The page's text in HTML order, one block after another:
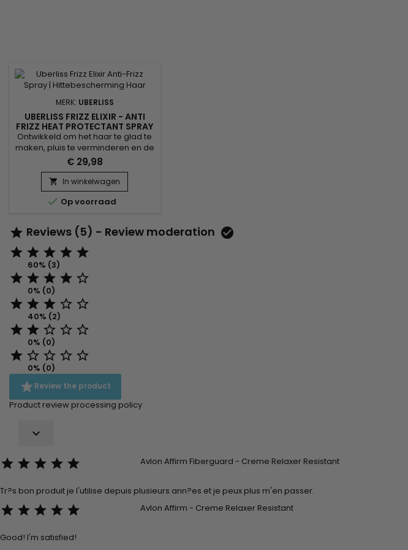
MERK: UBERLISS
UBERLISS FRIZZ ELIXIR - ANTI
FRIZZ HEAT PROTECTANT SPRAY
- ANTI-FRIZZ
HITTEBESCHERMENDE SPRAY
Ontwikkeld om het haar te glad te
maken, pluis te verminderen en de
haarvezel te beschermen tijdens
het stylen, is Uberliss Frizz Elixir een
leave-in hittebeschermende
spray die ideaal is voor haar dat
gevoelig is voor vocht en pluis. De
moringa-olie en vitamine E voedt
de haarvezel intensief, verbetert
de zachtheid, geeft...
€ 29,98
 In winkelwagen
 Op voorraad
 Reviews (5) - Review moderation 
    
60% (3)
    
0% (0)
    
40% (2)
    
0% (0)
    
0% (0)
Review the product
Product review processing policy

     Avlon Affirm Fiberguard - Creme Relaxer Resistant
Tr?s bon produit je l'utilise depuis plusieurs ann?es et je peux plus m'en passer.
     Avlon Affirm - Creme Relaxer Resistant
Good! I'm satisfied!